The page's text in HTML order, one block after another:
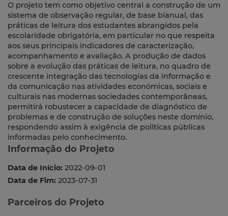
O projeto tem como objetivo central a construção de um
sistema de observação regular, de base bianual, das
práticas de leitura dos estudantes abrangidos pela
escolaridade obrigatória, em particular no que respeita
aos seus principais indicadores de caracterização,
acompanhamento e avaliação. A produção de dados
sobre a evolução das práticas de leitura, no quadro de
crescente integração das tecnologias da informação e
da comunicação nas atividades económicas, sociais e
culturais nas modernas sociedades contemporâneas,
permitirá robustecer a capacidade de diagnóstico de
problemas e de construção de soluções neste domínio,
respondendo assim à exigência de políticas públicas
informadas pelo conhecimento.
Informação do Projeto
Data de Início: 2022-09-01
Data de Fim: 2023-07-31
Parceiros do Projeto